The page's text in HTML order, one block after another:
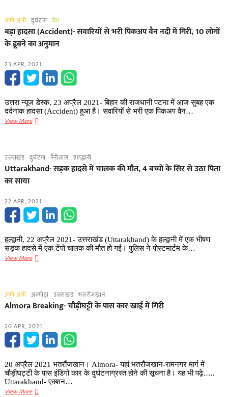
की
ओर
आ
कार
खाई
में
गिरी,
2
की
हालत
अभी अभी दुर्घटना देश
बड़ा हादसा (Accident)- सवारियों से भरी पिकअप वैन नदी में​ गिरी, 10 लोगों
के डूबने का अनुमान
23 APR, 2021
उत्तरा न्यूज डेस्क, 23 अप्रैल 2021- बिहार की राजधानी पटना में आज सुबह एक
दर्दनाक हादसा (Accident) हुआ है। सवारियों से भरी एक पिकअप वैन…
View Moreबड़ा
से
भरी
नदी
में​
गिरी,
लोगों
के
डूबने
उत्तराखंड दुर्घटना नैनीताल हल्द्धानी
Uttarakhand- सड़क हादसे में चालक की मौत, 4 बच्चों के सिर से उठा पिता
का साया
22 APR, 2021
हल्द्वानी, 22 अप्रैल 2021- उत्तराखंड (Uttarakhand) के हल्द्वानी में एक भीषण
सड़क हादसे में एक टेंपो चालक की मौत हो गई। पुलिस ने पोस्टमार्टम के…
View MoreUttarakhand-
चालक
की
4
बच्चों
के
सिर
से
उठा
पिता
अभी अभी अल्मोड़ा उत्तराखंड भतरोजखान
Almora Breaking- चौड़ीघट्टी के पास कार खाई ​में गिरी
20 APR, 2021
20 अप्रैल 2021 भतरौंजखान। Almora- यहां भतरौंजखान-रामनगर मार्ग में
चौड़ीघट्टी के पास इंडिगो कार के दुर्घटनाग्रस्त होने की सूचना है। यह भी पढ़े…..
Uttarakhand- एक्शन…
View MoreAlmora